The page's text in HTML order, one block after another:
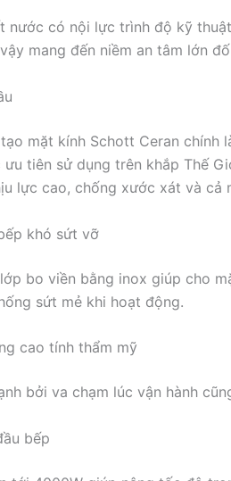
nước có nội lực trình độ kỹ
mang đến niềm an tâm lớn
mặt kính Schott Ceran chính
tiên sử dụng trên khắp Thế
lực cao, chống xước xát và cả
khó sứt vỡ
bo viền bằng inox giúp cho
sứt mẻ khi hoạt động.
cao tính thẩm mỹ
bởi va chạm lúc vận hành
bếp